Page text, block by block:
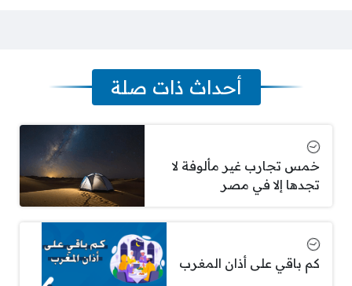
أحداث ذات صلة
خمس تجارب غير مألوفة لا
تجدها إلا في مصر
كم باقي على أذان المغرب